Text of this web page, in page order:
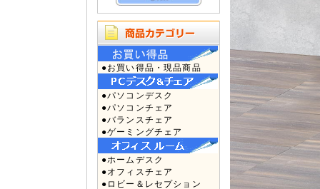
●お買い得品・現品商品
●パソコンデスク
●パソコンチェア
●バランスチェア
●ゲーミングチェア
●ホームデスク
●オフィスチェア
●ロビー＆レセプション